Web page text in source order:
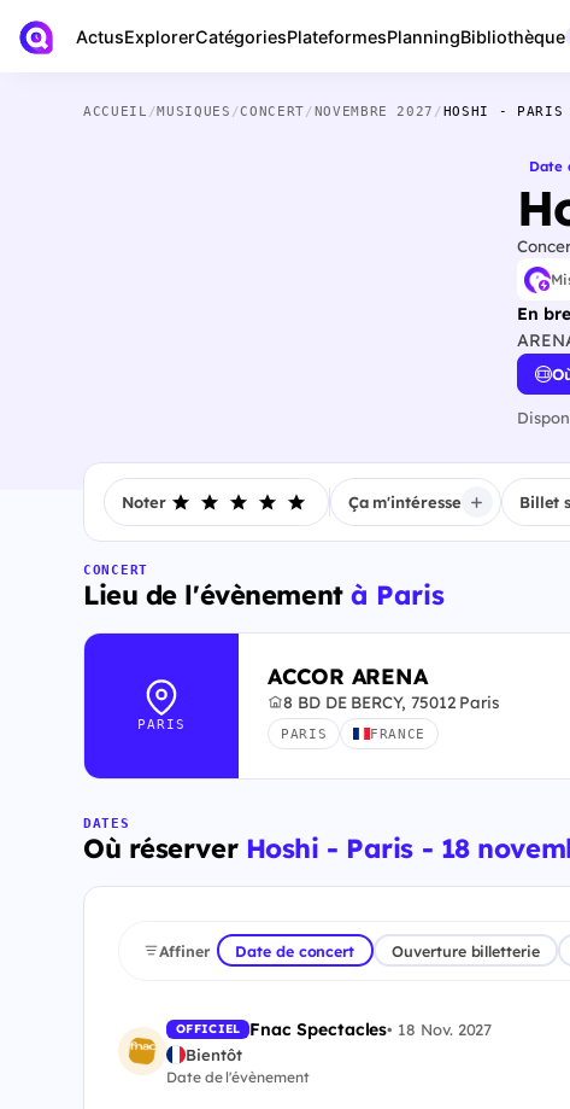
ActusExplorerCatégoriesPlateformesPlanningBibliothèque
ACCUEIL /MUSIQUES /CONCERT/NOVEMBRE 2027 /HOSHI - PARIS
Date
En
Noter Ça m'intéresse Billet
CONCERT
Lieu de l'évènementà Paris
PARIS
ACCOR ARENA
8 BD DE BERCY, 75012 Paris
PARIS FRANCE
DATES
Où réserver Hoshi - Paris - 18
Affiner Date de concert Ouverture billetterie
OFFICIEL Fnac Spectacles• 18 Nov. 2027
Bientôt
Date de l'évènement